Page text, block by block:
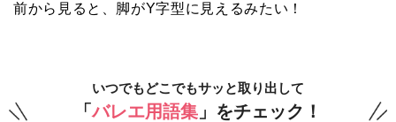
前から見ると、脚がY字型に見えるみたい！
いつでもどこでもサッと取り出して
「バレエ用語集 」をチェック！